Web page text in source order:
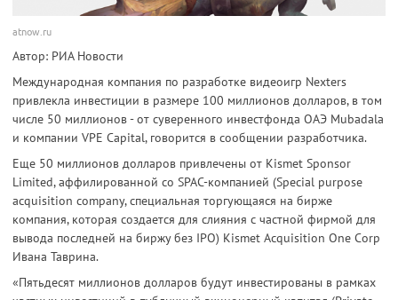
atnow.ru
Автор: РИА Новости
Международная компания по разработке видеоигр Nexters
привлекла инвестиции в размере 100 миллионов долларов, в том
числе 50 миллионов - от суверенного инвестфонда ОАЭ Mubadala
и компании VPE Capital, говорится в сообщении разработчика.
Еще 50 миллионов долларов привлечены от Kismet Sponsor
Limited, аффилированной со SPAC-компанией (Special purpose
acquisition company, специальная торгующаяся на бирже
компания, которая создается для слияния с частной фирмой для
вывода последней на биржу без IPO) Kismet Acquisition One Corp
Ивана Таврина.
«Пятьдесят миллионов долларов будут инвестированы в рамках